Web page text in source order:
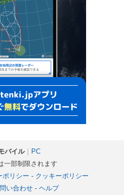
バイル｜ PC
一部制限されます
ポリシー - クッキーポリシー
い合わせ- ヘルプ